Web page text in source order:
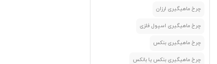
چرخ ماهیگیری ارزان
چرخ ماهیگیری اسپول فلزی
چرخ ماهیگیری بنکس
چرخ ماهیگیری بنکس یا بانکس